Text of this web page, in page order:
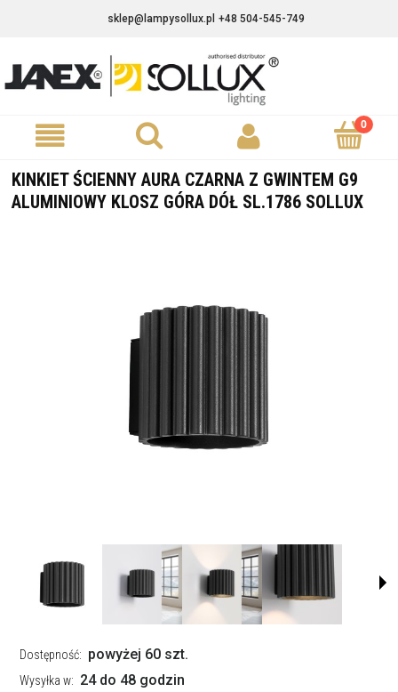
sklep@lampysollux.pl +48 504-545-749
KINKIET ŚCIENNY AURA CZARNA Z GWINTEM G9
ALUMINIOWY KLOSZ GÓRA DÓŁ SL.1786 SOLLUX
Dostępność: powyżej 60 szt.
Wysyłka w: 24 do 48 godzin